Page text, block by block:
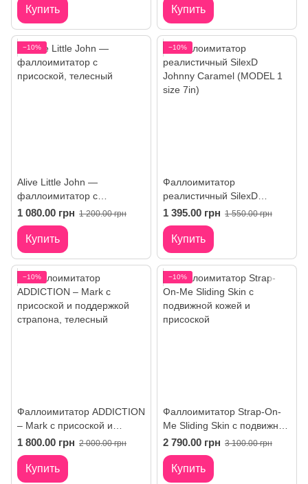
Купить Купить
−10%
Alive Little John —
фаллоимитатор с
присоской
1 080.00 грн 1 200.00 грн
Купить
−10%
Фаллоимитатор
реалистичный SilexD
Johnny Caramel (MODEL 1
size 7in)
1 395.00 грн 1 550.00 грн
Купить
−10%
Фаллоимитатор ADDICTION
– Mark с присоской и
поддержкой страпона
1 800.00 грн 2 000.00 грн
Купить
−10%
Фаллоимитатор Strap-On-
Me Sliding Skin с подвижной
кожей и присоской
2 790.00 грн 3 100.00 грн
Купить